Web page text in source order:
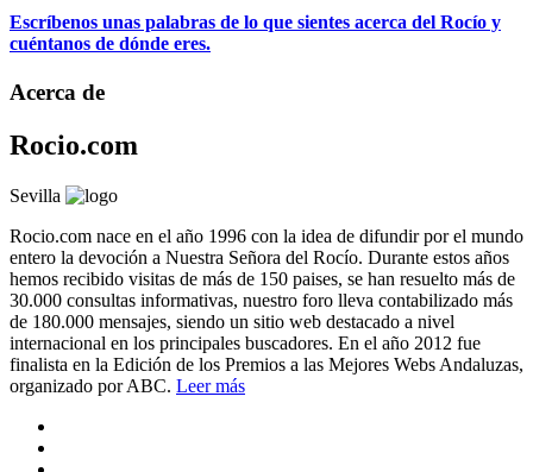
Escríbenos unas palabras de lo que sientes acerca del Rocío y
cuéntanos de dónde eres.
Acerca de
Rocio.com
Sevilla
Rocio.com nace en el año 1996 con la idea de difundir por el mundo
entero la devoción a Nuestra Señora del Rocío. Durante estos años
hemos recibido visitas de más de 150 paises, se han resuelto más de
30.000 consultas informativas, nuestro foro lleva contabilizado más
de 180.000 mensajes, siendo un sitio web destacado a nivel
internacional en los principales buscadores. En el año 2012 fue
finalista en la Edición de los Premios a las Mejores Webs Andaluzas,
organizado por ABC. Leer más